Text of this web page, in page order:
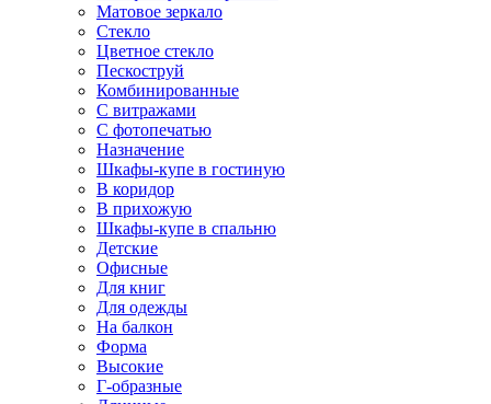
Матовое зеркало
Стекло
Цветное стекло
Пескоструй
Комбинированные
С витражами
С фотопечатью
Назначение
Шкафы-купе в гостиную
В коридор
В прихожую
Шкафы-купе в спальню
Детские
Офисные
Для книг
Для одежды
На балкон
Форма
Высокие
Г-образные